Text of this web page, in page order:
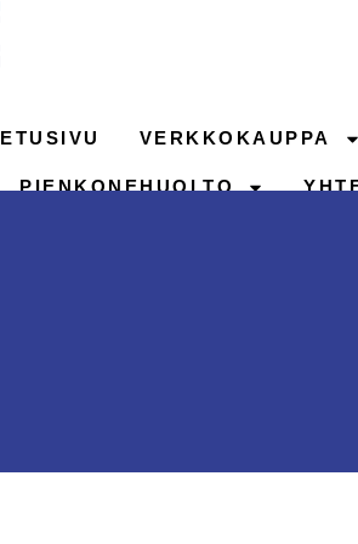
ETUSIVU VERKKOKAUPPA
PIENKONEHUOLTO